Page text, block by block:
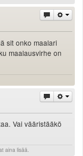
sit onko maalari
maalausvirhe on
Vai vääristääkö
aina lisää.